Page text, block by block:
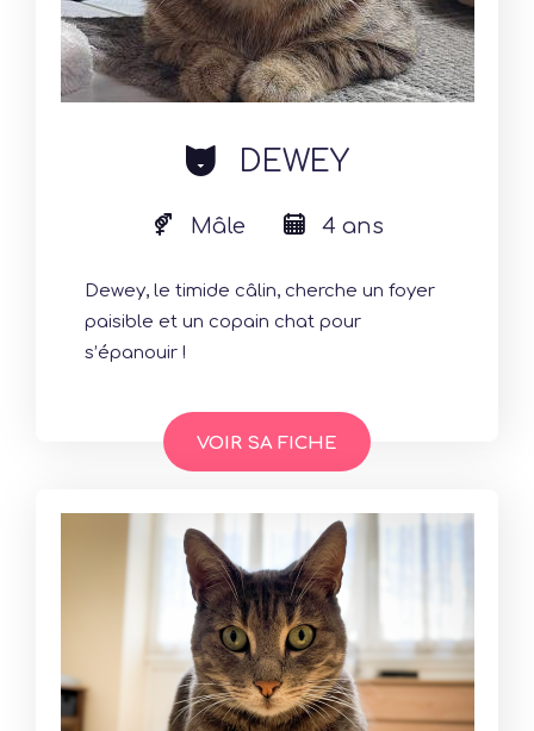
cat DEWEY
Mâle 4 ans
Dewey, le timide câlin, cherche un foyer
paisible et un copain chat pour
s’épanouir !
VOIR SA FICHE